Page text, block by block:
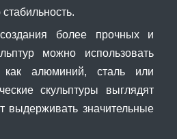
более прочных и
можно использовать
как алюминий, сталь или
скульптуры выглядят
выдерживать значительные